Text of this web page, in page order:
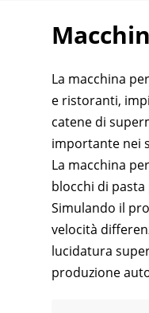
La macchina
e ristoranti,
catene di
importante nei
La macchina
blocchi di
Simulando il
velocità
lucidatura
produzione